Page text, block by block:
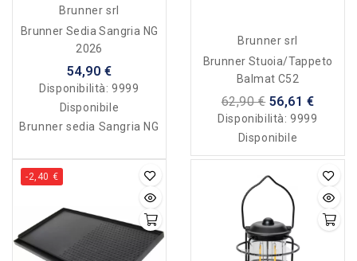
Brunner srl
Brunner Sedia Sangria NG
2026
54,90 €
Disponibilità:9999
Disponibile
Brunner sedia Sangria NG
Brunner srl
Brunner Stuoia/tappeto
Balmat C52
62,90 € 56,61 €
Disponibilità:9999
Disponibile
-2,40 €